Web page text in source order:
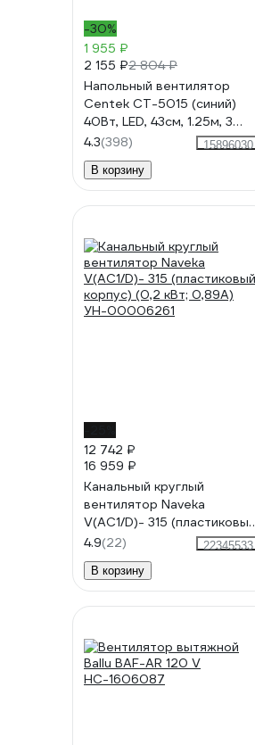
-30%
1 955 ₽
2 155 ₽2 804 ₽
Напольный вентилятор
Centek CT-5015 (синий)
40Вт, LED, 43см, 1.25м, 3
скорости, автоповорот,
CT-5015 Blue
4.3(398)
15896030
В корзину
12 742 ₽
16 959 ₽
Канальный круглый
вентилятор Naveka
V(AC1/D)- 315 (пластиковый
корпус) (0,2 кВт; 0,89А)
УН-00006261
4.9(22)
22345533
В корзину